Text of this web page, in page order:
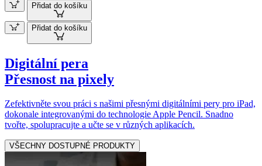
Přidat do košíku
Přidat do košíku
Digitální pera
Přesnost na pixely
Zefektivněte svou práci s našimi přesnými digitálními pery pro iPad,
dokonale integrovanými do technologie Apple Pencil. Snadno
tvořte, spolupracujte a učte se v různých aplikacích.
VŠECHNY DOSTUPNÉ PRODUKTY